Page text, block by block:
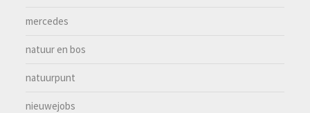
mercedes
natuur en bos
natuurpunt
nieuwejobs